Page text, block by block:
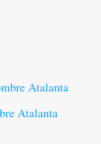
Atalanta
Atalanta